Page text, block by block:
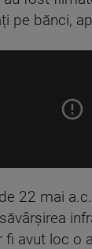
pe bănci,
22 mai
fi avut loc o